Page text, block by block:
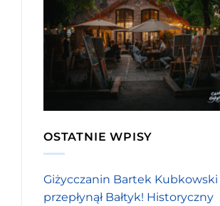
OSTATNIE WPISY
Giżycczanin Bartek Kubkowski
przepłynął Bałtyk! Historyczny